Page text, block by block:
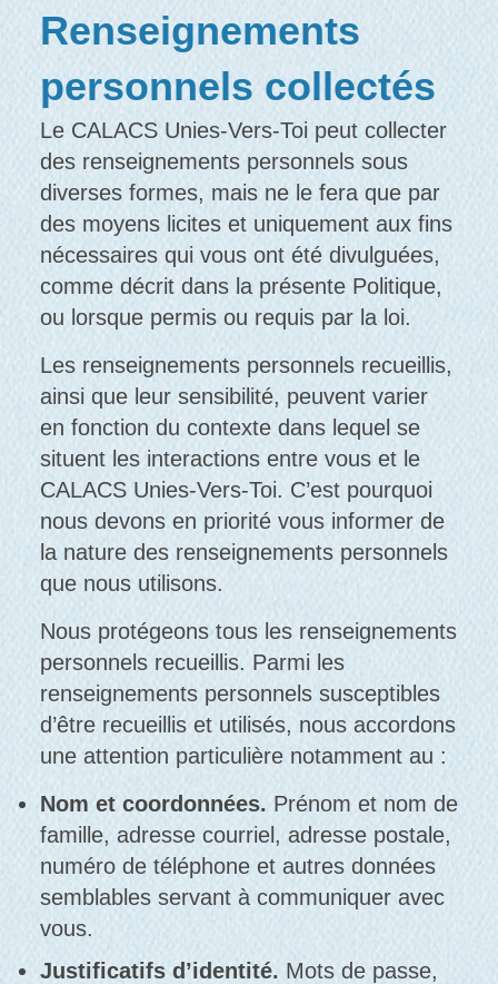
Renseignements
personnels collectés
Le CALACS Unies-Vers-Toi peut collecter
des renseignements personnels sous
diverses formes, mais ne le fera que par
des moyens licites et uniquement aux fins
nécessaires qui vous ont été divulguées,
comme décrit dans la présente Politique,
ou lorsque permis ou requis par la loi.
Les renseignements personnels recueillis,
ainsi que leur sensibilité, peuvent varier
en fonction du contexte dans lequel se
situent les interactions entre vous et le
CALACS Unies-Vers-Toi. C’est pourquoi
nous devons en priorité vous informer de
la nature des renseignements personnels
que nous utilisons.
Nous protégeons tous les renseignements
personnels recueillis. Parmi les
renseignements personnels susceptibles
d’être recueillis et utilisés, nous accordons
une attention particulière notamment au :
Nom et coordonnées. Prénom et nom de
famille, adresse courriel, adresse postale,
numéro de téléphone et autres données
semblables servant à communiquer avec
vous.
Justificatifs d’identité. Mots de passe,